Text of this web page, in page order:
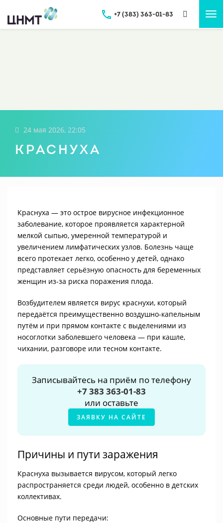
+7 (383) 363-01-83
24 мая 2026, 22:05
Краснуха
Краснуха — это острое вирусное инфекционное
заболевание, которое проявляется характерной
мелкой сыпью, умеренной температурой и
увеличением лимфатических узлов. Болезнь чаще
всего протекает легко, особенно у детей, однако
представляет серьёзную опасность для беременных
женщин из-за риска поражения плода.
Возбудителем является вирус краснухи, который
передаётся преимущественно воздушно-капельным
путём и при прямом контакте с выделениями из
носоглотки заболевшего человека — при кашле,
чихании, разговоре или тесном контакте.
Записывайтесь на приём по телефону
+7 383 363-01-83
или оставьте
ЗАЯВКУ НА САЙТЕ
Причины и пути заражения
Краснуха вызывается вирусом, который легко
распространяется среди людей, особенно в детских
коллективах.
Основные пути передачи: